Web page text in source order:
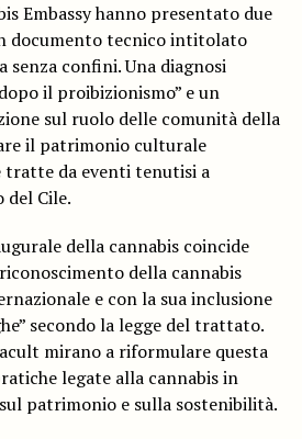
Embassy hanno presentato due
documento tecnico intitolato
senza confini. Una diagnosi
il proibizionismo” e un
sul ruolo delle comunità della
il patrimonio culturale
tratte da eventi tenutisi a
del Cile.
della cannabis coincide
della cannabis
e con la sua inclusione
secondo la legge del trattato.
mirano a riformulare questa
legate alla cannabis in
patrimonio e sulla sostenibilità.